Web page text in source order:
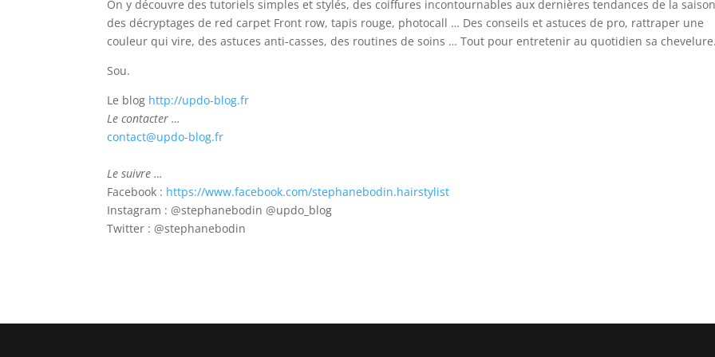
On y découvre des tutoriels simples et stylés, des coiffures incontournables aux dernières tendances de la
des décryptages de red carpet Front row, tapis rouge, photocall … Des conseils et astuces de pro, rattraper une
couleur qui vire, des astuces anti-casses, des routines de soins … Tout pour entretenir au quotidien sa
Sou.
Le blog http://updo-blog.fr
Le contacter …
contact@updo-blog.fr
Le suivre …
Facebook : https://www.facebook.com/stephanebodin.hairstylist
Instagram : @stephanebodin @updo_blog
Twitter : @stephanebodin